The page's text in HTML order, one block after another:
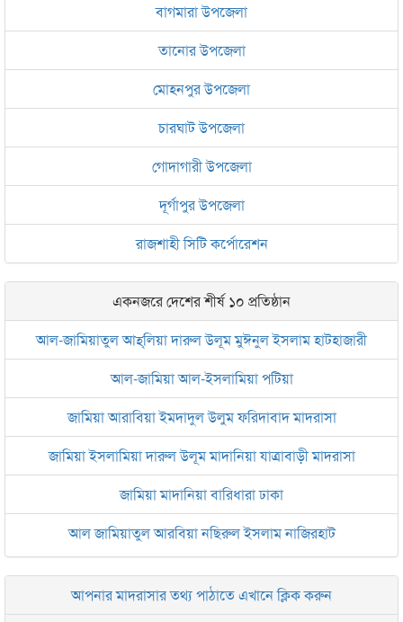
বাগমারা উপজেলা
তানোর উপজেলা
মোহনপুর উপজেলা
চারঘাট উপজেলা
গোদাগারী উপজেলা
দূর্গাপুর উপজেলা
রাজশাহী সিটি কর্পোরেশন
একনজরে দেশের শীর্ষ ১০ প্রতিষ্ঠান
আল-জামিয়াতুল আহ্‌লিয়া দারুল উলূম মুঈনুল ইসলাম হাটহাজারী
আল-জামিয়া আল-ইসলামিয়া পটিয়া
জামিয়া আরাবিয়া ইমদাদুল উলুম ফরিদাবাদ মাদরাসা
জামিয়া ইসলামিয়া দারুল উলূম মাদানিয়া যাত্রাবাড়ী মাদরাসা
জামিয়া মাদানিয়া বারিধারা ঢাকা
আল জামিয়াতুল আরবিয়া নছিরুল ইসলাম নাজিরহাট
জামেয়া দারুল মা‘আরিফ আল-ইসলামিয়া চট্টগ্রাম
ইসলামিক রিসার্চ সেন্টার বাংলাদেশ বসুন্ধরা
আপনার মাদরাসার তথ্য পাঠাতে এখানে ক্লিক করুন